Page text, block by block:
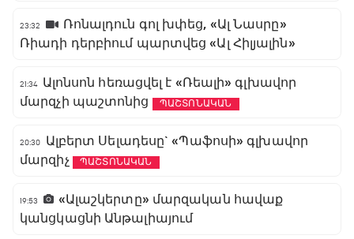
23:32
Ռոնալդուն գոլ խփեց, «Ալ Նասրը»
Ռիադի դերբիում պարտվեց «Ալ Հիլյալին»
21:34 Ալոնսոն հեռացվել է «Ռեալի» գլխավոր
մարզչի պաշտոնից
ՊԱՇՏՈՆԱԿԱՆ
20:30
Ալբերտ Սելադեսը` «Պաֆոսի» գլխավոր
մարզիչ
ՊԱՇՏՈՆԱԿԱՆ
19:53
«Ալաշկերտը» մարզական հավաք
կանցկացնի Անթալիայում